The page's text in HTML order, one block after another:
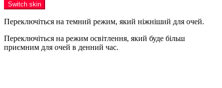
Switch skin
Переключіться на темний режим, який ніжніший для очей.
Переключіться на режим освітлення, який буде більш
приємним для очей в денний час.